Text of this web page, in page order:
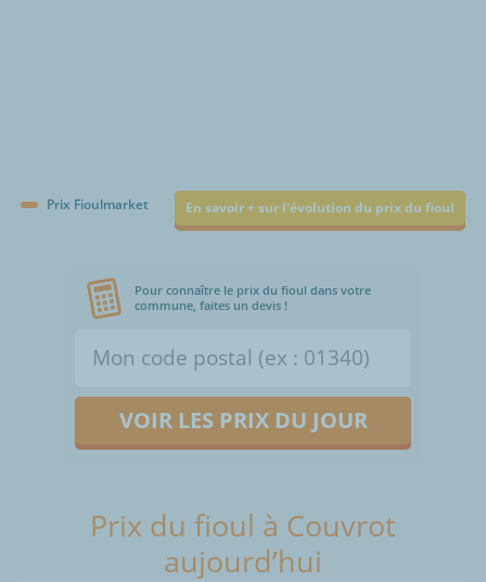
Prix Fioulmarket En savoir + sur l'évolution du prix du fioul
Pour connaître le prix du fioul dans votre
commune, faites un devis !
VOIR LES PRIX DU JOUR
Prix du fioul à Couvrot
aujourd’hui